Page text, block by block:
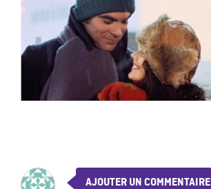
AJOUTER UN COMMENTAIRE